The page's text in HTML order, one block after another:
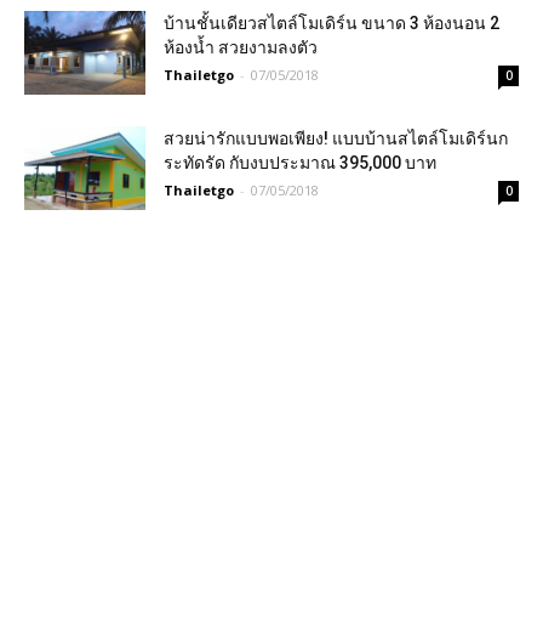
บ้านชั้นเดียวสไตล์โมเดิร์น ขนาด 3 ห้องนอน 2
ห้องน้ำ สวยงามลงตัว
Thailetgo - 07/05/2018 0
สวยน่ารักแบบพอเพียง! แบบบ้านสไตล์โมเดิร์นก
ระทัดรัด กับงบประมาณ 395,000 บาท
Thailetgo - 07/05/2018 0